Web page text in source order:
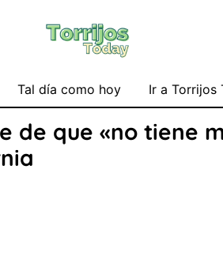
Tal día como hoy Ir a Torrijos
de que «no tiene